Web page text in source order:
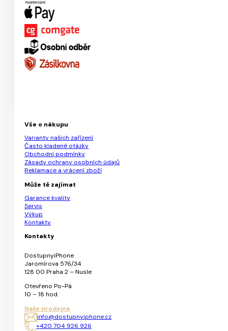
Vše o nákupu
Varianty našich zařízení
Často kladené otázky
Obchodní podmínky
Zásady ochrany osobních údajů
Reklamace a vrácení zboží
Může tě zajímat
Garance kvality
Servis
Výkup
Kontakty
Kontakty
DostupnyiPhone
Jaromírova 576/34
128 00 Praha 2 – Nusle
Otevřeno Po-Pá
10 – 18 hod.
Naše prodejna
info@dostupnyiphone.cz
+420 704 926 926